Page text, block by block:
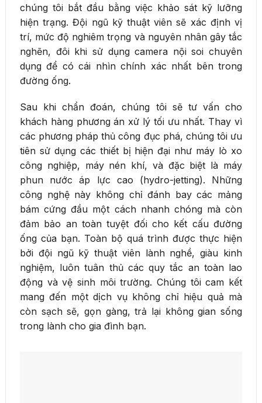
chúng tôi bắt đầu bằng việc khảo sát kỹ lưỡng
hiện trạng. Đội ngũ kỹ thuật viên sẽ xác định vị
trí, mức độ nghiêm trọng và nguyên nhân gây tắc
nghẽn, đôi khi sử dụng camera nội soi chuyên
dụng để có cái nhìn chính xác nhất bên trong
đường ống.
Sau khi chẩn đoán, chúng tôi sẽ tư vấn cho
khách hàng phương án xử lý tối ưu nhất. Thay vì
các phương pháp thủ công đục phá, chúng tôi ưu
tiên sử dụng các thiết bị hiện đại như máy lò xo
công nghiệp, máy nén khí, và đặc biệt là máy
phun nước áp lực cao (hydro-jetting). Những
công nghệ này không chỉ đánh bay các mảng
bám cứng đầu một cách nhanh chóng mà còn
đảm bảo an toàn tuyệt đối cho kết cấu đường
ống của bạn. Toàn bộ quá trình được thực hiện
bởi đội ngũ kỹ thuật viên lành nghề, giàu kinh
nghiệm, luôn tuân thủ các quy tắc an toàn lao
động và vệ sinh môi trường. Chúng tôi cam kết
mang đến một dịch vụ không chỉ hiệu quả mà
còn sạch sẽ, gọn gàng, trả lại không gian sống
trong lành cho gia đình bạn.